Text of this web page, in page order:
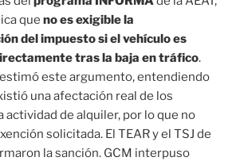
que no es exigible la
del impuesto si el vehículo es
tras la baja en tráfico.
este argumento, entendiendo
una afectación real de los
actividad de alquiler, por lo que no
solicitada. El TEAR y el TSJ de
la sanción. GCM interpuso